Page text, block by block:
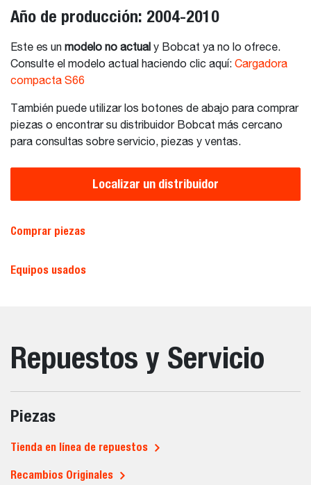
Año de producción: 2004-2010
Este es un modelo no actual y Bobcat ya no lo ofrece.
Consulte el modelo actual haciendo clic aquí: Cargadora
compacta S66
También puede utilizar los botones de abajo para comprar
piezas o encontrar su distribuidor Bobcat más cercano
para consultas sobre servicio, piezas y ventas.
Localizar un distribuidor
Comprar piezas
Equipos usados
Repuestos y Servicio
Piezas
Tienda en línea de repuestos
Recambios Originales